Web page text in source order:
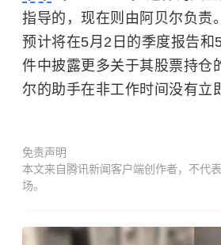
指导的，现在则由阿贝尔负责
预计将在5月2日的季度报告和
件中披露更多关于其股票持仓
尔的助手在非工作时间没有立
免责声明
本文来自腾讯新闻客户端创作者，不代
场。